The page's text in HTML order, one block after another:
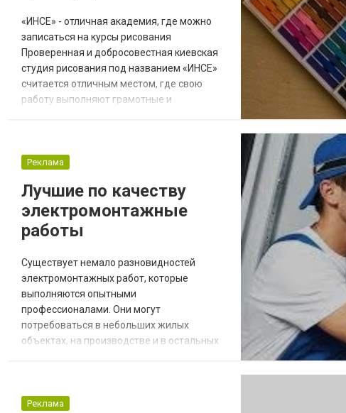
«ИНСЕ» - отличная академия, где можно
записаться на курсы рисования
Проверенная и добросовестная киевская
студия рисования под названием «ИНСЕ»
считается отличным местом, где свою
работу выполняют грамотные и
художники, но и обычные творческие
техники делятся на множество различных
видов и жанров. После освоения даже б...
Реклама
Лучшие по качеству
электромонтажные
работы
Существует немало разновидностей
электромонтажных работ, которые
выполняются опытными
профессионалами. Они могут
потребоваться в небольших жилых
объектах, на производстве и в остальных
соответствующий электромонтаж. Он
Реклама